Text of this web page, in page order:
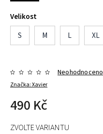
Velikost
S M L XL
Značka:Xavier
Neohodnoceno
490 Kč
ZVOLTE VARIANTU